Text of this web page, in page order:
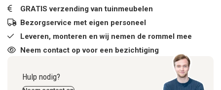
GRATIS verzending van tuinmeubelen
Bezorgservice met eigen personeel
Leveren, monteren en wij nemen de rommel mee
Neem contact op voor een bezichtiging
Hulp nodig?